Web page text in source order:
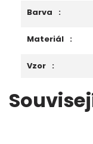
Barva :
Materiál :
Vzor :